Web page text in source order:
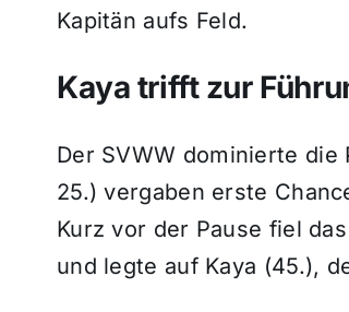
Kapitän aufs Feld.
Kaya trifft zur
Der SVWW dominierte die
25.) vergaben erste
Kurz vor der Pause fiel
und legte auf Kaya (45.),